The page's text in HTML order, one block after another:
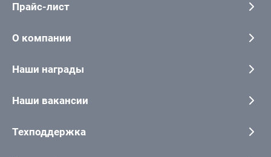
Прайс-лист
О компании
Наши награды
Наши вакансии
Техподдержка